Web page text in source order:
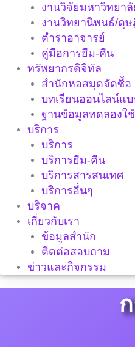
งานวิจัยมหาวิทยาลั
งานวิทยานิพนธ์/ดุ
ตำราอาจารย์
คู่มือการยืม-คืน
ทรัพยากรดิจิทัล
สำนักหอสมุดจัดซื้อ
บทเรียนออนไลน์แ
ฐานข้อมูลทดลองใ
บริการ
บริการ
บริการยืม-คืน
บริการสารสนเทศ
บริการอื่นๆ
บริจาค
เกี่ยวกับเรา
ข้อมูลสำนัก
ติดต่อสอบถาม
ข่าวและกิจกรรม